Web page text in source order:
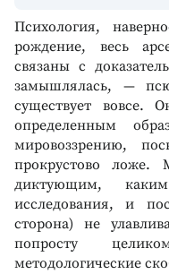
Психология,
рождение, весь
связаны с
замышлялась, —
существует вовсе.
определенным
мировоззрению,
прокрустово ложе.
диктующим,
исследования, и
сторона) не
попросту
методологические